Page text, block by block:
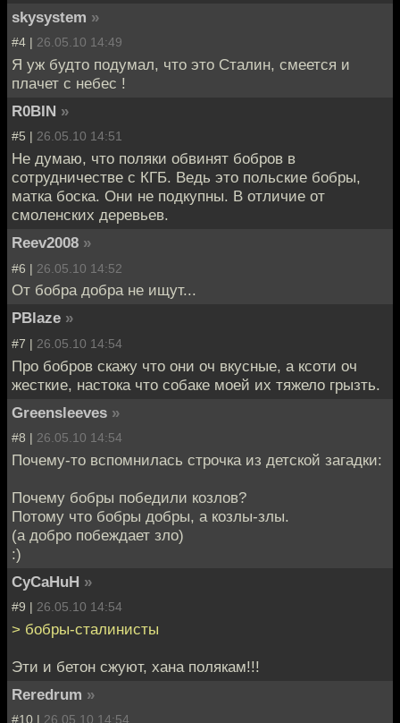
skysystem »
#4 | 26.05.10 14:49
Я уж будто подумал, что это Сталин, смеется и
плачет с небес !
R0BIN »
#5 | 26.05.10 14:51
Не думаю, что поляки обвинят бобров в
сотрудничестве с КГБ. Ведь это польские бобры,
матка боска. Они не подкупны. В отличие от
смоленских деревьев.
Reev2008 »
#6 | 26.05.10 14:52
От бобра добра не ищут...
PBlaze »
#7 | 26.05.10 14:54
Про бобров скажу что они оч вкусные, а ксоти оч
жесткие, настока что собаке моей их тяжело грызть.
Greensleeves »
#8 | 26.05.10 14:54
Почему-то вспомнилась строчка из детской загадки:
Почему бобры победили козлов?
Потому что бобры добры, а козлы-злы.
(а добро побеждает зло)
:)
CyCaHuH »
#9 | 26.05.10 14:54
> бобры-сталинисты
Эти и бетон сжуют, хана полякам!!!
Reredrum »
#10 | 26.05.10 14:54